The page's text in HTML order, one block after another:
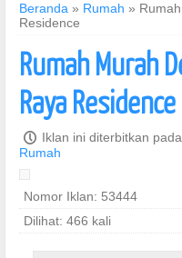
Beranda » Rumah »
Residence
Rumah Murah
Raya Residence
P Iklan ini diterbitkan
Rumah
Nomor Iklan: 53444
Dilihat: 466 kali